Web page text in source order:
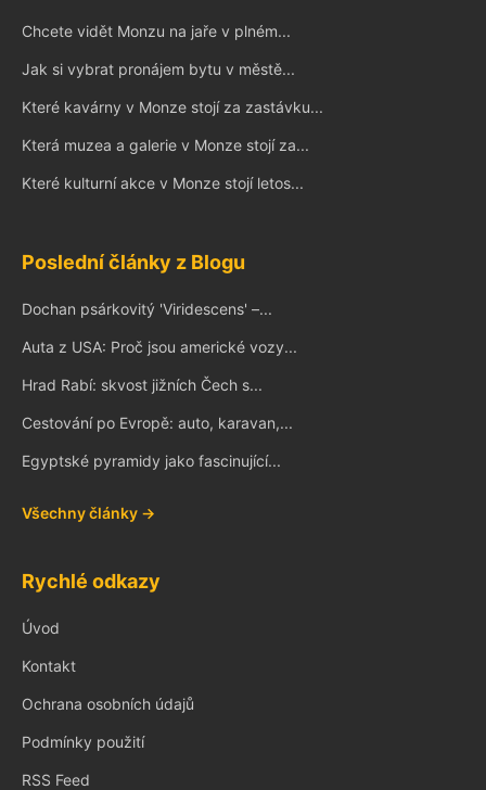
Chcete vidět Monzu na jaře v plném...
Jak si vybrat pronájem bytu v městě...
Které kavárny v Monze stojí za zastávku...
Která muzea a galerie v Monze stojí za...
Které kulturní akce v Monze stojí letos...
Poslední články z Blogu
Dochan psárkovitý 'Viridescens' –...
Auta z USA: Proč jsou americké vozy...
Hrad Rabí: skvost jižních Čech s...
Cestování po Evropě: auto, karavan,...
Egyptské pyramidy jako fascinující...
Všechny články →
Rychlé odkazy
Úvod
Kontakt
Ochrana osobních údajů
Podmínky použití
RSS Feed